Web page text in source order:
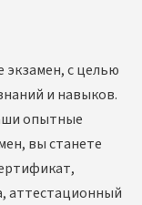
с целью
и навыков.
опытные
вы станете
аттестационный